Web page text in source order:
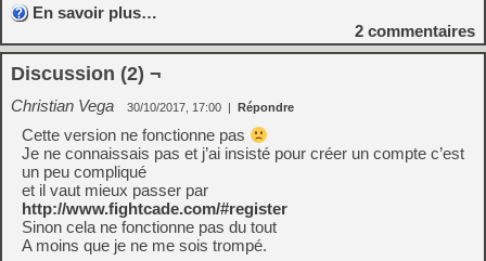
En savoir plus…
2 commentaires
Discussion (2) ¬
Christian Vega 30/10/2017, 17:00 | Répondre
Cette version ne fonctionne pas
Je ne connaissais pas et j’ai insisté pour créer un compte c’est
un peu compliqué
et il vaut mieux passer par
http://www.fightcade.com/#register
Sinon cela ne fonctionne pas du tout
A moins que je ne me sois trompé.